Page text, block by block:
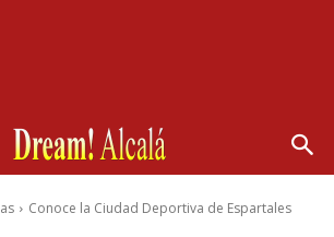
Conoce la Ciudad Deportiva de Espartales